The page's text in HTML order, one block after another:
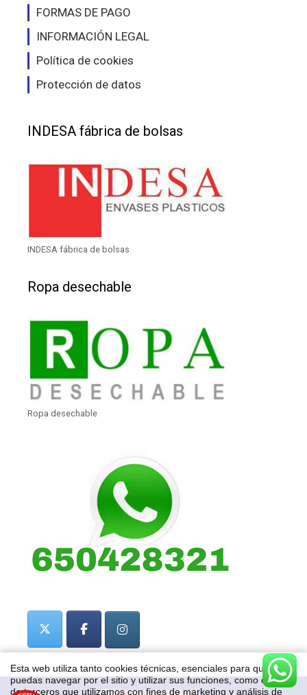
FORMAS DE PAGO
INFORMACIÓN LEGAL
Política de cookies
Protección de datos
INDESA fábrica de bolsas
INDESA fábrica de bolsas
Ropa desechable
Ropa desechable
Esta web utiliza tanto cookies técnicas, esenciales para que
puedas navegar por el sitio y utilizar sus funciones, como cookies
de terceros que utilizamos con fines de marketing y análisis de